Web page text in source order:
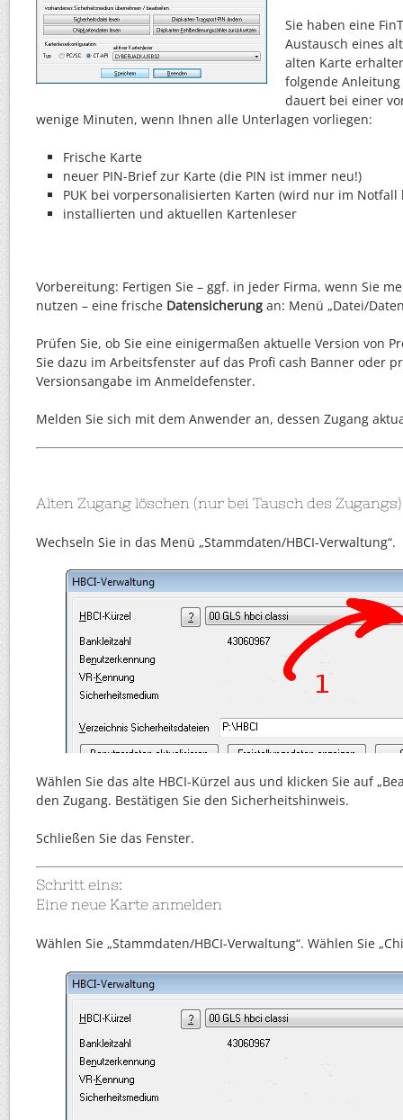
Sie haben eine
Austausch eines
alten Karte
folgende
dauert bei einer
wenige Minuten, wenn Ihnen alle Unterlagen vorliegen:
Frische Karte
neuer PIN-Brief zur Karte (die PIN ist immer neu!)
PUK bei vorpersonalisierten Karten (wird nur im Notfall
installierten und aktuellen Kartenleser
Vorbereitung: Fertigen Sie – ggf. in jeder Firma, wenn Sie
nutzen – eine frische Datensicherung an: Menü „Datei/
Prüfen Sie, ob Sie eine einigermaßen aktuelle Version von
Sie dazu im Arbeitsfenster auf das Profi cash Banner oder
Versionsangabe im Anmeldefenster.
Melden Sie sich mit dem Anwender an, dessen Zugang
Alten Zugang löschen (nur bei Tausch des
Wechseln Sie in das Menü „Stammdaten/HBCI-Verwaltung“.
Wählen Sie das alte HBCI-Kürzel aus und klicken Sie auf
den Zugang. Bestätigen Sie den Sicherheitshinweis.
Schließen Sie das Fenster.
Schritt eins:
Eine neue Karte anmelden
Wählen Sie „Stammdaten/HBCI-Verwaltung“. Wählen Sie